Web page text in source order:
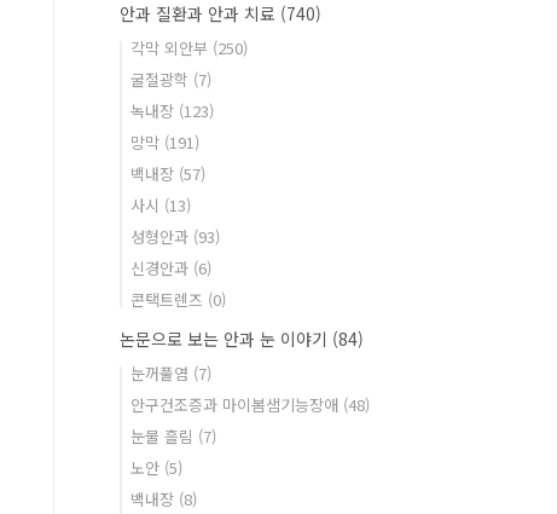
안과 질환과 안과 치료 (740)
각막 외안부 (250)
굴절광학 (7)
녹내장 (123)
망막 (191)
백내장 (57)
사시 (13)
성형안과 (93)
신경안과 (6)
콘택트렌즈 (0)
논문으로 보는 안과 눈 이야기 (84)
눈꺼풀염 (7)
안구건조증과 마이봄샘기능장애 (48)
눈물 흘림 (7)
노안 (5)
백내장 (8)